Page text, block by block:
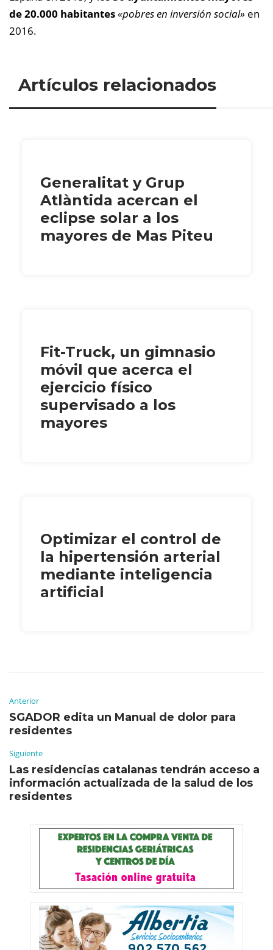
de 20.000 habitantes«pobres en inversión social» en
2016.
Artículos relacionados
Generalitat y Grup
Atlàntida acercan el
eclipse solar a los
mayores de Mas Piteu
Fit-Truck, un gimnasio
móvil que acerca el
ejercicio físico
supervisado a los
mayores
Optimizar el control de
la hipertensión arterial
mediante inteligencia
artificial
Anterior
SGADOR edita un Manual de dolor para
residentes
Siguiente
Las residencias catalanas tendrán acceso a
información actualizada de la salud de los
residentes